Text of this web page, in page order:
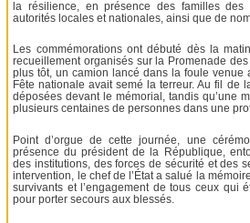
la résilience, en présence des familles des
autorités locales et nationales, ainsi que de
Les commémorations ont débuté dès la
recueillement organisés sur la Promenade
plus tôt, un camion lancé dans la foule venue
Fête nationale avait semé la terreur. Au fil de
déposées devant le mémorial, tandis qu’une
plusieurs centaines de personnes dans une
Point d’orgue de cette journée, une
présence du président de la République,
des institutions, des forces de sécurité et des
intervention, le chef de l’État a salué la
survivants et l’engagement de tous ceux qui
pour porter secours aux blessés.